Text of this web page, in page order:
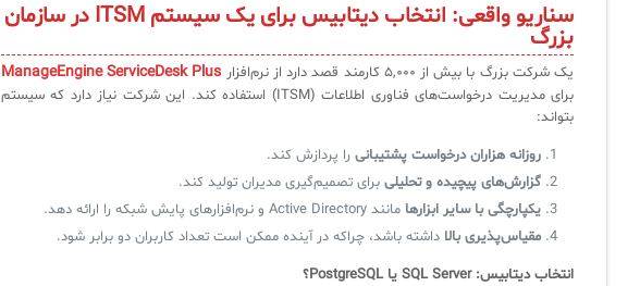
سناریو واقعی: انتخاب دیتابیس برای یک سیستم ITSM در سازمان
بزرگ
یک شرکت بزرگ با بیش از ۵,۰۰۰ کارمند قصد دارد از نرم‌افزار ManageEngine ServiceDesk Plus
برای مدیریت درخواست‌های فناوری اطلاعات (ITSM) استفاده کند. این شرکت نیاز دارد که سیستم
بتواند:
روزانه هزاران درخواست پشتیبانی را پردازش کند.
گزارش‌های پیچیده و تحلیلی برای تصمیم‌گیری مدیران تولید کند.
یکپارچگی با سایر ابزارها مانند Active Directory و نرم‌افزارهای پایش شبکه را ارائه دهد.
مقیاس‌پذیری بالا داشته باشد، چراکه در آینده ممکن است تعداد کاربران دو برابر شود.
انتخاب دیتابیس: SQL Server یا PostgreSQL؟